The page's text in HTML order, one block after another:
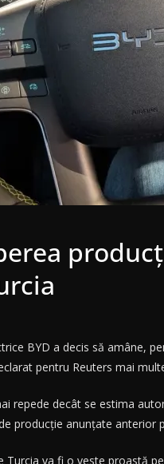
BYD a decis să amâne,
pentru Reuters mai
repede decât se estima
producţie anunţate anterior
va fi o veste proastă